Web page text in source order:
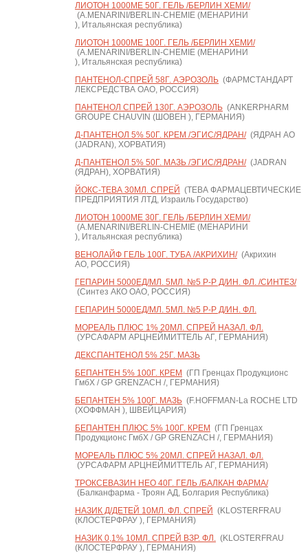
ЛИОТОН 1000МЕ 50Г. ГЕЛЬ /БЕРЛИН ХЕМИ/
(A.MENARINI/BERLIN-CHEMIE (МЕНАРИНИ
), Итальянская республика)
ЛИОТОН 1000МЕ 100Г. ГЕЛЬ /БЕРЛИН ХЕМИ/
(A.MENARINI/BERLIN-CHEMIE (МЕНАРИНИ
), Итальянская республика)
ПАНТЕНОЛ-СПРЕЙ 58Г. АЭРОЗОЛЬ(ФАРМСТАНДАРТ
ЛЕКСРЕДСТВА ОАО, РОССИЯ)
ПАНТЕНОЛ СПРЕЙ 130Г. АЭРОЗОЛЬ(ANKERPHARM
GROUPE CHAUVIN (ШОВЕН ), ГЕРМАНИЯ)
Д-ПАНТЕНОЛ 5% 50Г. КРЕМ /ЭГИС/ЯДРАН/(ЯДРАН АО
(JADRAN), ХОРВАТИЯ)
Д-ПАНТЕНОЛ 5% 50Г. МАЗЬ /ЭГИС/ЯДРАН/(JADRAN
(ЯДРАН), ХОРВАТИЯ)
ЙОКС-ТЕВА 30МЛ. СПРЕЙ (ТЕВА ФАРМАЦЕВТИЧЕСКИЕ
ПРЕДПРИЯТИЯ ЛТД, Израиль Государство)
ЛИОТОН 1000МЕ 30Г. ГЕЛЬ /БЕРЛИН ХЕМИ/
(A.MENARINI/BERLIN-CHEMIE (МЕНАРИНИ
), Итальянская республика)
ВЕНОЛАЙФ ГЕЛЬ 100Г. ТУБА /АКРИХИН/(Акрихин
АО, РОССИЯ)
ГЕПАРИН 5000ЕД/МЛ. 5МЛ. №5 Р-Р Д/ИН. ФЛ. /СИНТЕЗ/
(Синтез АКО ОАО, РОССИЯ)
ГЕПАРИН 5000ЕД/МЛ. 5МЛ. №5 Р-Р Д/ИН. ФЛ.
МОРЕАЛЬ ПЛЮС 1% 20МЛ. СПРЕЙ НАЗАЛ. ФЛ.
(УРСАФАРМ АРЦНЕЙМИТТЕЛЬ АГ, ГЕРМАНИЯ)
ДЕКСПАНТЕНОЛ 5% 25Г. МАЗЬ
БЕПАНТЕН 5% 100Г. КРЕМ (ГП Гренцах Продукционс
ГмбХ / GP GRENZACH /, ГЕРМАНИЯ)
БЕПАНТЕН 5% 100Г. МАЗЬ(F.HOFFMAN-La ROCHE LTD
(ХОФФМАН ), ШВЕЙЦАРИЯ)
БЕПАНТЕН ПЛЮС 5% 100Г. КРЕМ (ГП Гренцах
Продукционс ГмбХ / GP GRENZACH /, ГЕРМАНИЯ)
МОРЕАЛЬ ПЛЮС 5% 20МЛ. СПРЕЙ НАЗАЛ. ФЛ.
(УРСАФАРМ АРЦНЕЙМИТТЕЛЬ АГ, ГЕРМАНИЯ)
ТРОКСЕВАЗИН НЕО 40Г. ГЕЛЬ /БАЛКАН ФАРМА/
(Балканфарма - Троян АД, Болгария Республика)
НАЗИК Д/ДЕТЕЙ 10МЛ. ФЛ. СПРЕЙ (KLOSTERFRAU
(КЛОСТЕРФРАУ ), ГЕРМАНИЯ)
НАЗИК 0,1% 10МЛ. СПРЕЙ ВЗР. ФЛ.(KLOSTERFRAU
(КЛОСТЕРФРАУ ), ГЕРМАНИЯ)